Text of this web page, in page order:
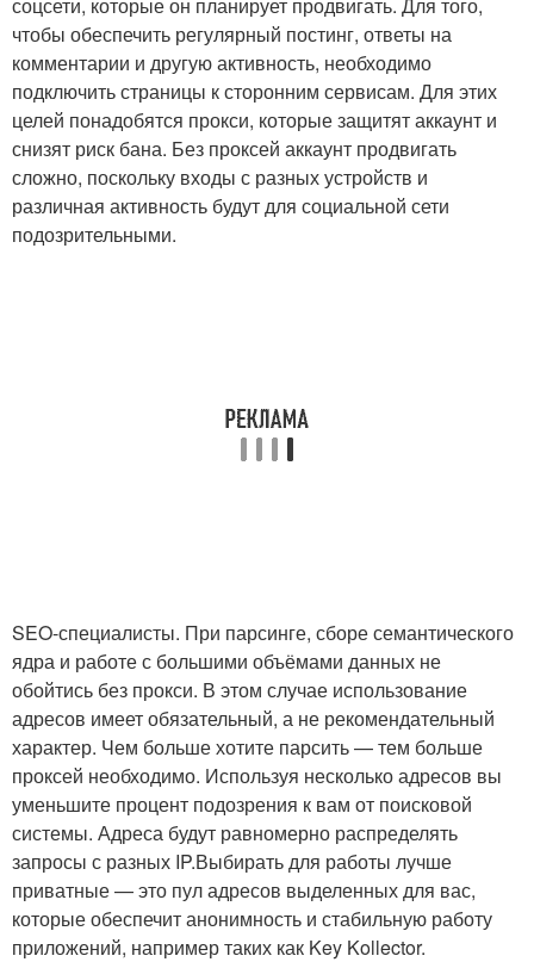
чтобы обеспечить регулярный постинг, ответы на
комментарии и другую активность, необходимо
подключить страницы к сторонним сервисам. Для этих
целей понадобятся прокси, которые защитят аккаунт и
снизят риск бана. Без проксей аккаунт продвигать
сложно, поскольку входы с разных устройств и
различная активность будут для социальной сети
подозрительными.
SEO-специалисты. При парсинге, сборе семантического
ядра и работе с большими объёмами данных не
обойтись без прокси. В этом случае использование
адресов имеет обязательный, а не рекомендательный
характер. Чем больше хотите парсить — тем больше
проксей необходимо. Используя несколько адресов вы
уменьшите процент подозрения к вам от поисковой
системы. Адреса будут равномерно распределять
запросы с разных IP.Выбирать для работы лучше
приватные — это пул адресов выделенных для вас,
которые обеспечит анонимность и стабильную работу
приложений, например таких как Key Kollector.